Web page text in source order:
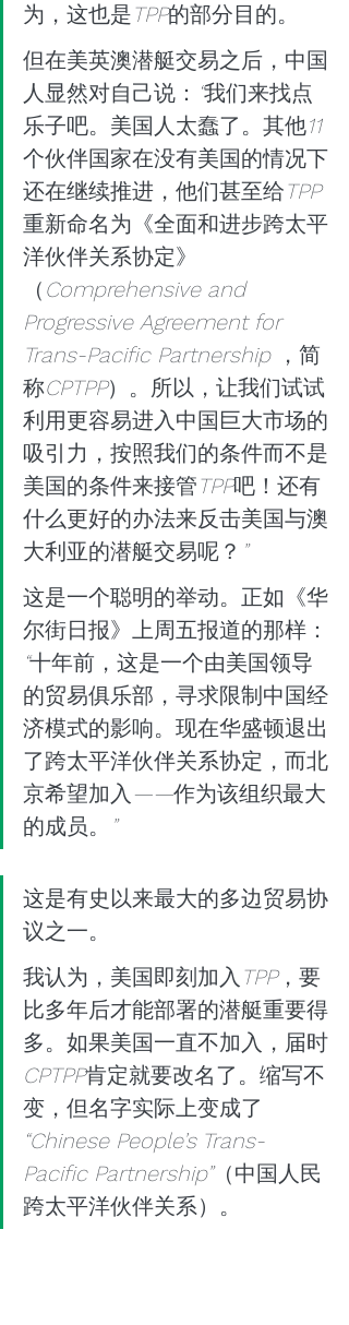
为，这也是TPP的部分目的。
但在美英澳潜艇交易之后，中国
人显然对自己说： “我们来找点
乐子吧。美国人太蠢了。其他11
个伙伴国家在没有美国的情况下
还在继续推进，他们甚至给TPP
重新命名为《全面和进步跨太平
洋伙伴关系协定》
（ Comprehensive and
Progressive Agreement for
Trans-Pacific Partnership ，简
称CPTPP）。所以，让我们试试
利用更容易进入中国巨大市场的
吸引力，按照我们的条件而不是
美国的条件来接管TPP吧！还有
什么更好的办法来反击美国与澳
大利亚的潜艇交易呢？ ”
这是一个聪明的举动。正如《华
尔街日报》上周五报道的那样：
“十年前，这是一个由美国领导
的贸易俱乐部，寻求限制中国经
济模式的影响。现在华盛顿退出
了跨太平洋伙伴关系协定，而北
京希望加入 ——作为该组织最大
的成员。
”
这是有史以来最大的多边贸易协
议之一。
我认为，美国即刻加入 TPP，要
比多年后才能部署的潜艇重要得
多。如果美国一直不加入，届时
CPTPP肯定就要改名了。缩写不
变，但名字实际上变成了
“Chinese People’s Trans-
Pacific Partnership”（中国人民
跨太平洋伙伴关系）。